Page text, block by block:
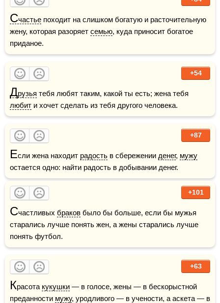
Счастье походит на слишком богатую и расточительную
жену, которая разоряет семью, куда приносит богатое
приданое.
+54
Друзья
любит и хочет сделать из тебя другого человека.
+87
Если жена находит радость в сбережении денег, мужу
остается одно: найти радость в добывании денег.
+101
Счастливых браков было бы больше, если бы мужья
старались лучше понять жен, а жены старались лучше
понять футбол.
+63
Красота кукушки — в голосе, жены — в бескорыстной
преданности мужу